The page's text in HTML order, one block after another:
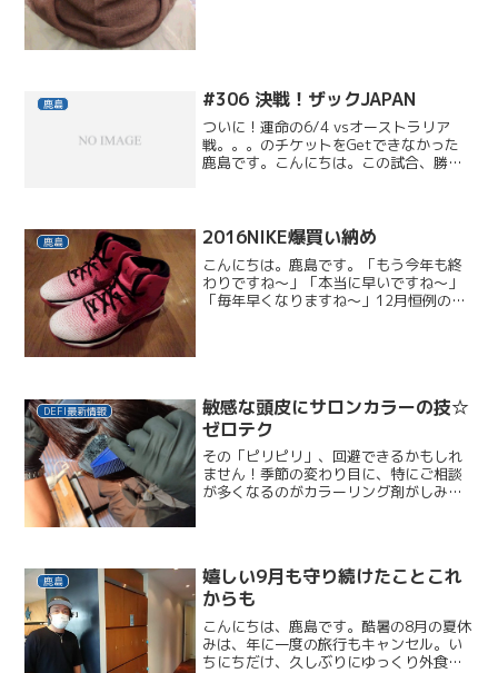
鹿島 #306 決戦！ザックJAPAN
ついに！運命の6/4 vsオーストラリア
戦。。。のチケットをGetできなかった
鹿島です。こんにちは。この試合、勝つ
積みでした。・・...
鹿島 2016NIKE爆買い納め
こんにちは。鹿島です。「もう今年も終
わりですね～」「本当に早いですね～」
「毎年早くなりますね～」12月恒例の会
DEFI最新情報
敏感な頭皮にサロンカラーの技☆
ゼロテク
その「ピリピリ」、回避できるかもしれ
ません！季節の変わり目に、特にご相談
が多くなるのがカラーリング剤がしみる
いでくださいね。もちろん、...
鹿島
嬉しい9月も守り続けたことこれ
からも
こんにちは、鹿島です。酷暑の8月の夏休
みは、年に一度の旅行もキャンセル。い
ちにちだけ、久しぶりにゆっくり外食の